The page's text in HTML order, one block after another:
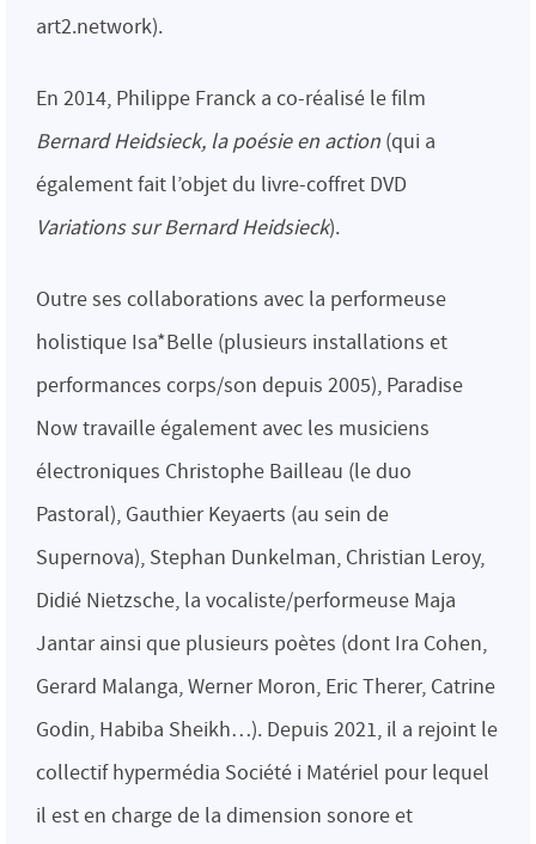
art2.network).
En 2014, Philippe Franck a co-réalisé le film
Bernard Heidsieck, la poésie en action (qui a
également fait l’objet du livre-coffret DVD
Variations sur Bernard Heidsieck).
Outre ses collaborations avec la performeuse
holistique Isa*Belle (plusieurs installations et
performances corps/son depuis 2005), Paradise
Now travaille également avec les musiciens
électroniques Christophe Bailleau (le duo
Pastoral), Gauthier Keyaerts (au sein de
Supernova), Stephan Dunkelman, Christian Leroy,
Didié Nietzsche, la vocaliste/performeuse Maja
Jantar ainsi que plusieurs poètes (dont Ira Cohen,
Gerard Malanga, Werner Moron, Eric Therer, Catrine
Godin, Habiba Sheikh…). Depuis 2021, il a rejoint le
collectif hypermédia Société i Matériel pour lequel
il est en charge de la dimension sonore et